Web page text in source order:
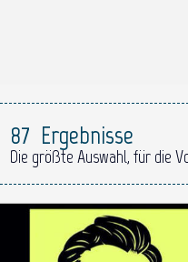
87 Ergebnisse
Die größte Auswahl, für die